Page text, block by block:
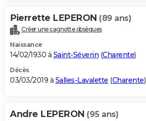
Pierrette LEPERON (89 ans)
Créer une cagnotte obsèques
Naissance
14/02/1930 à Saint-Séverin (Charente)
Décès
03/03/2019 à Salles-Lavalette (Charente)
Andre LEPERON (95 ans)